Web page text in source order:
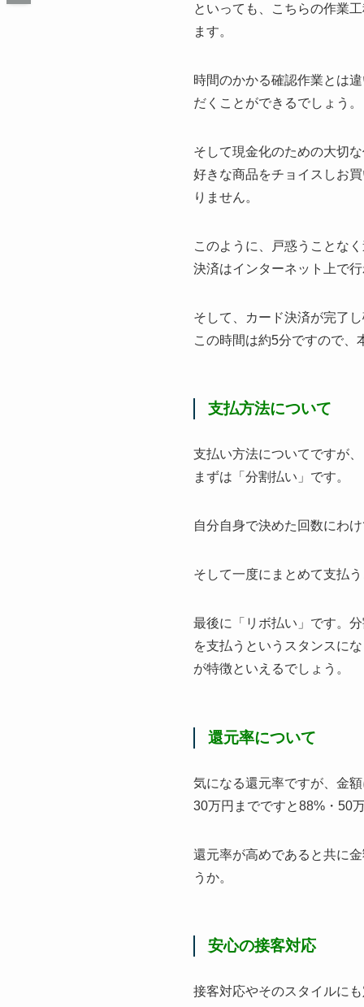
といっても、こちらの作業
ます。
時間のかかる確認作業とは
だくことができるでしょう。
そして現金化のための大切
好きな商品をチョイスしお
りません。
このように、戸惑うことな
決済はインターネット上で
そして、カード決済が完了
この時間は約5分ですので、
支払方法について
支払い方法についてですが
まずは「分割払い」です。
自分自身で決めた回数にわ
そして一度にまとめて支払
最後に「リボ払い」です。
を支払うというスタンスに
が特徴といえるでしょう。
還元率について
気になる還元率ですが、金
30万円までですと88%・50
還元率が高めであると共に
うか。
安心の接客対応
接客対応やそのスタイルに